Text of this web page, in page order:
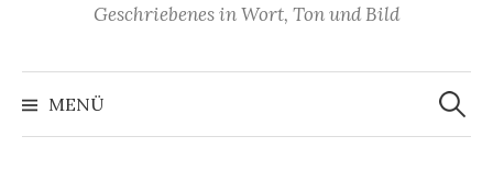
Geschriebenes in Wort, Ton und Bild
MENÜ
Suchen
nach: